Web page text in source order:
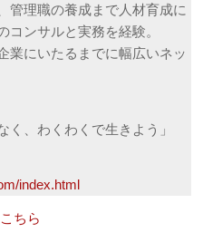
管理職の養成まで人材育成に
コンサルと実務を経験。
業にいたるまでに幅広いネッ
く、わくわくで生きよう」
index.html
こちら